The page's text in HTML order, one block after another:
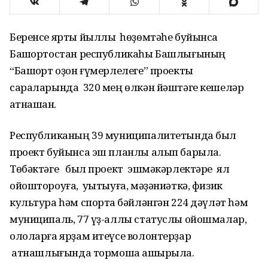
Беренсе ярты йыллыҡ һөҙөмтәһе буйынса
Башҡортостан республикаһы Башлығының
“Башҡорт оҙон ғүмерлелеге” проекты
сараларында 320 мең өлкән йәштәге кешеләр
ҡатнашҡан.
Республиканың 39 муниципалитетында был
проект буйынса эш планлы алып барыла.
Төбәктәге был проект эшмәкәрлектәре ял
ойоштороуға, уҡытыуға, мәҙәниәткә, физик
культура һәм спортҡа бәйләнгән 224 дәүләт һәм
муниципаль, 77 үҙ-аллы статуслы ойошмалар,
ололарға ярҙам итеүсе волонтерҙар
ҡатнашлығында тормошҡа ашырыла.